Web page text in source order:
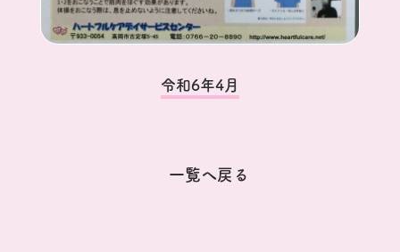
令和6年4月
一覧へ戻る